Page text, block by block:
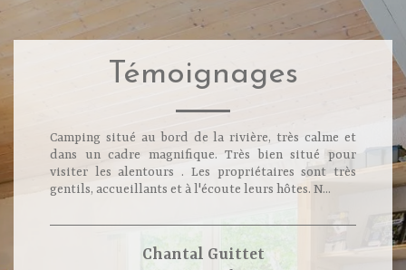
Témoignages
Camping situé au bord de la rivière, très calme et
dans un cadre magnifique. Très bien situé pour
visiter les alentours . Les propriétaires sont très
gentils, accueillants et à l'écoute leurs hôtes. N...
Chantal Guittet
Nous avons passé 15 jours extraordinaires dans ce
magnifique camping à taille humaine. Propriétaires
très accueillants. Merci pour tout.
via Google